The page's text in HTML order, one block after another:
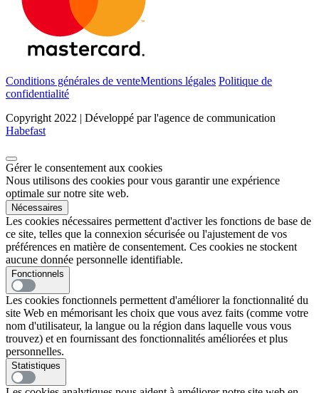
Conditions générales de venteMentions légales Politique de
confidentialité
Copyright 2022 | Développé par l'agence de communication
Habefast
Gérer le consentement aux cookies
Nous utilisons des cookies pour vous garantir une expérience
optimale sur notre site web.
Nécessaires
Les cookies nécessaires permettent d'activer les fonctions de base de
ce site, telles que la connexion sécurisée ou l'ajustement de vos
préférences en matière de consentement. Ces cookies ne stockent
aucune donnée personnelle identifiable.
Fonctionnels
Les cookies fonctionnels permettent d'améliorer la fonctionnalité du
site Web en mémorisant les choix que vous avez faits (comme votre
nom d'utilisateur, la langue ou la région dans laquelle vous vous
trouvez) et en fournissant des fonctionnalités améliorées et plus
personnelles.
Statistiques